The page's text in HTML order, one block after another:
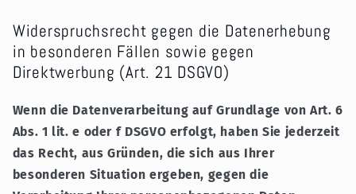
Widerspruchsrecht gegen die Datenerhebung
in besonderen Fällen sowie gegen
Direktwerbung (Art. 21 DSGVO)
Wenn die Datenverarbeitung auf Grundlage von Art. 6
Abs. 1 lit. e oder f DSGVO erfolgt, haben Sie jederzeit
das Recht, aus Gründen, die sich aus Ihrer
besonderen Situation ergeben, gegen die